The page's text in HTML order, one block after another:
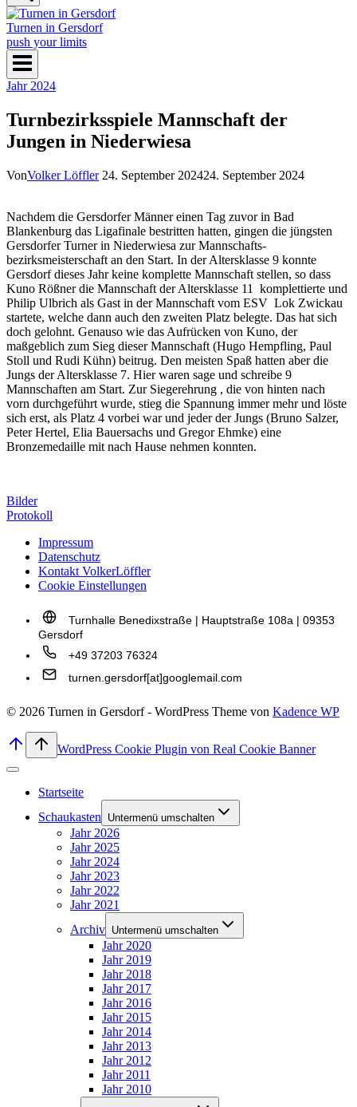
Turnen in Gersdorf
push your limits
Jahr 2024
Turnbezirksspiele Mannschaft der
Jungen in Niederwiesa
VonVolker Löffler 24. September 202424. September 2024
Nachdem die Gersdorfer Männer einen Tag zuvor in Bad
Blankenburg das Ligafinale bestritten hatten, gingen die jüngsten
Gersdorfer Turner in Niederwiesa zur Mannschafts-
bezirksmeisterschaft an den Start. In der Altersklasse 9 konnte
Gersdorf dieses Jahr keine komplette Mannschaft stellen, so dass
Kuno Rößner die Mannschaft der Altersklasse 11 komplettierte und
Philip Ulbrich als Gast in der Mannschaft vom ESV Lok Zwickau
startete, welche dann auch den zweiten Platz belegte. Das hat sich
doch gelohnt. Genauso wie das Aufrücken von Kuno, der
maßgeblich zum Sieg dieser Mannschaft (Hugo Hempfling, Paul
Stoll und Rudi Kühn) beitrug. Den meisten Spaß hatten aber die
Jungs der Altersklasse 7. Hier waren sage und schreibe 9
Mannschaften am Start. Zur Siegerehrung , die von hinten nach
vorn durchgeführt wurde, stieg die Spannung immer mehr und löste
sich erst, als Platz 4 vorbei war und jeder der Jungs (Bruno Salzer,
Peter Hertel, Elia Bauersachs und Gregor Ehmke) eine
Bronzemedaille mit nach Hause nehmen konnten.
Bilder
Protokoll
Impressum
Datenschutz
Kontakt VolkerLöffler
Cookie Einstellungen
Turnhalle Benedixstraße | Hauptstraße 108a | 09353
Gersdorf
+49 37203 76324
turnen.gersdorf[at]googlemail.com
© 2026 Turnen in Gersdorf - WordPress Theme von Kadence WP
WordPress Cookie Plugin von Real Cookie Banner
Startseite
Schaukasten
Untermenü umschalten
Jahr 2026
Jahr 2025
Jahr 2024
Jahr 2023
Jahr 2022
Jahr 2021
Archiv Untermenü umschalten
Jahr 2020
Jahr 2019
Jahr 2018
Jahr 2017
Jahr 2016
Jahr 2015
Jahr 2014
Jahr 2013
Jahr 2012
Jahr 2011
Jahr 2010